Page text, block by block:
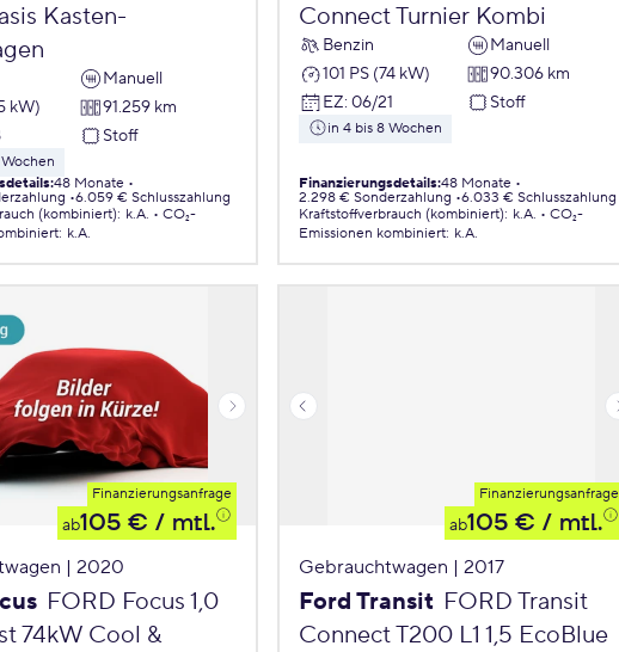
Kasten-
Manuell
kW)
91.259 km
Stoff
:48 Monate
6.059 € Schlusszahlung
(kombiniert): k.A.
CO₂-
: k.A.
Connect Turnier Kombi
Benzin
Manuell
101 PS (74 kW)
90.306 km
EZ: 06/21 Stoff
in 4 bis 8 Wochen
Finanzierungsdetails:48 Monate
2.298 € Sonderzahlung 6.033 € Schlusszahlung
Kraftstoffverbrauch (kombiniert): k.A.
CO₂-
Emissionen kombiniert: k.A.
Finanzierungsanfrage
ab105 € / mtl.
| 2020
FORD Focus 1,0
74kW Cool &
Finanzierungsanfrage
ab105 € / mtl.
Gebrauchtwagen | 2017
Ford Transit FORD Transit
Connect T200 L1 1,5 EcoBlue